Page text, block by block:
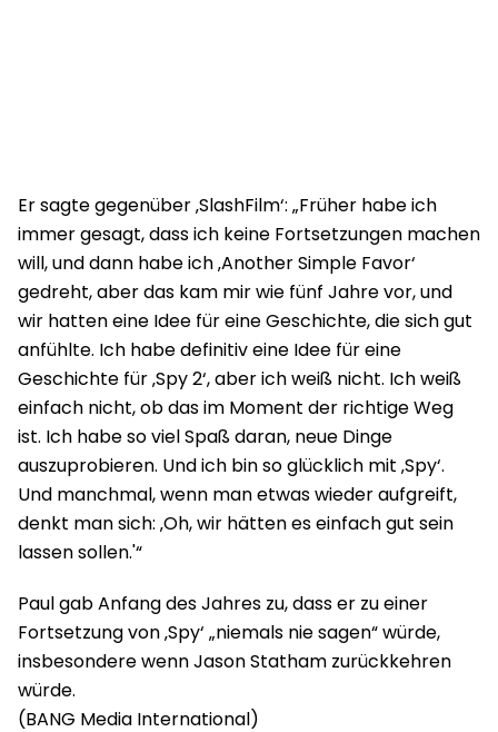
Er sagte gegenüber ‚SlashFilm‘: „Früher habe ich
immer gesagt, dass ich keine Fortsetzungen machen
will, und dann habe ich ‚Another Simple Favor‘
gedreht, aber das kam mir wie fünf Jahre vor, und
wir hatten eine Idee für eine Geschichte, die sich gut
anfühlte. Ich habe definitiv eine Idee für eine
Geschichte für ‚Spy 2‘, aber ich weiß nicht. Ich weiß
einfach nicht, ob das im Moment der richtige Weg
ist. Ich habe so viel Spaß daran, neue Dinge
auszuprobieren. Und ich bin so glücklich mit ‚Spy‘.
Und manchmal, wenn man etwas wieder aufgreift,
denkt man sich: ‚Oh, wir hätten es einfach gut sein
lassen sollen.'“
Paul gab Anfang des Jahres zu, dass er zu einer
Fortsetzung von ‚Spy‘ „niemals nie sagen“ würde,
insbesondere wenn Jason Statham zurückkehren
würde.